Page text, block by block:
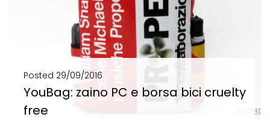
Posted 29/09/2016
YouBag: zaino PC e borsa bici cruelty
free